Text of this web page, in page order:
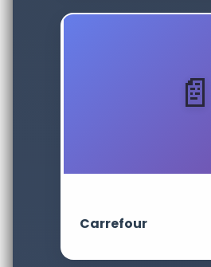
Carrefour